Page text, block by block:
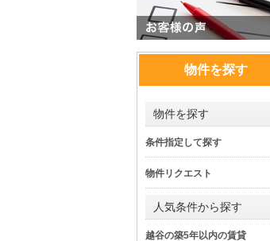
物件を探す
物件を探す
条件指定して探す
物件リクエスト
人気条件から探す
越谷の築5年以内の賃貸